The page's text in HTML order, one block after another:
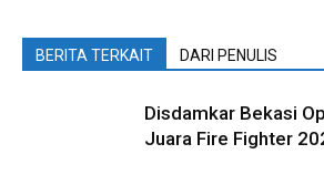
BERITA TERKAIT DARI PENULIS
Disdamkar Bekasi
Juara Fire Fighter